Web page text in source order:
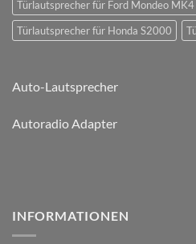
Türlautsprecher für Ford Mondeo MK4
Türlautsprecher für Honda S2000
Auto-Lautsprecher
Autoradio Adapter
INFORMATIONEN